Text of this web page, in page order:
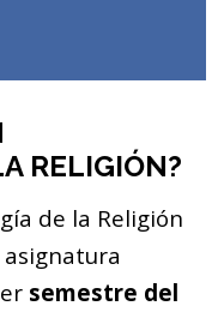
RELIGIÓN?
de la Religión
semestre del